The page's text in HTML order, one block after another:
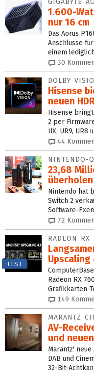
GIGABYTE
1.600-
nur 16 cm
Das Aorus
Anschlüsse
einem
30
DOLBY
Hisense
neuen
Hisense
2 per
UX, UR9, UR8
44
NINTENDO-
23,68
überholen
Nintendo hat
Switch 2
Software-
72
TEST
RADEON
Upscaling
Radeon RX
Grafikkarten-
149
MARANTZ
AV-
und
Marantz' neue
DAB und
32-Bit-